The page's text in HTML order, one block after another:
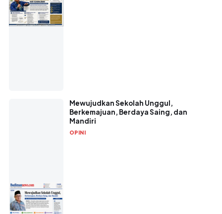
Mewujudkan Sekolah Unggul,
Berkemajuan, Berdaya Saing, dan
Mandiri
OPINI